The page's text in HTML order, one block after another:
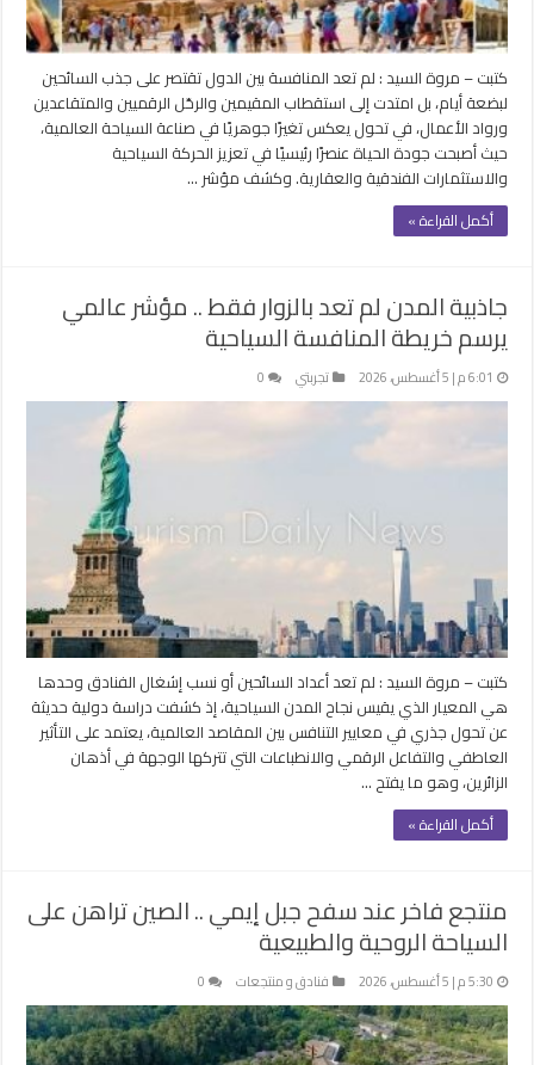
كتبت – مروة السيد : لم تعد المنافسة بين الدول تقتصر على جذب السائحين
لبضعة أيام، بل امتدت إلى استقطاب المقيمين والرحّل الرقميين والمتقاعدين
ورواد الأعمال، في تحول يعكس تغيرًا جوهريًا في صناعة السياحة العالمية،
حيث أصبحت جودة الحياة عنصرًا رئيسيًا في تعزيز الحركة السياحية
والاستثمارات الفندقية والعقارية. وكشف مؤشر …
أكمل القراءة »
جاذبية المدن لم تعد بالزوار فقط .. مؤشر عالمي
يرسم خريطة المنافسة السياحية
6:01 م | 5 أغسطس، 2026 تجربتي 0
كتبت – مروة السيد : لم تعد أعداد السائحين أو نسب إشغال الفنادق وحدها
هي المعيار الذي يقيس نجاح المدن السياحية، إذ كشفت دراسة دولية حديثة
عن تحول جذري في معايير التنافس بين المقاصد العالمية، يعتمد على التأثير
العاطفي والتفاعل الرقمي والانطباعات التي تتركها الوجهة في أذهان
الزائرين، وهو ما يفتح …
أكمل القراءة »
منتجع فاخر عند سفح جبل إيمي .. الصين تراهن على
السياحة الروحية والطبيعية
5:30 م | 5 أغسطس، 2026 فنادق و منتجعات 0